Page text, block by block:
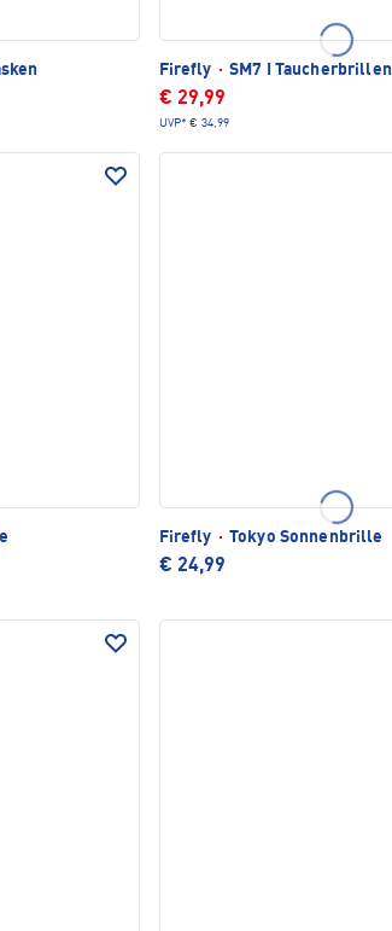
Firefly · SM7 I Taucherbrillen
€ 29,99
UVP* € 34,99
Firefly · Tokyo Sonnenbrille
€ 24,99